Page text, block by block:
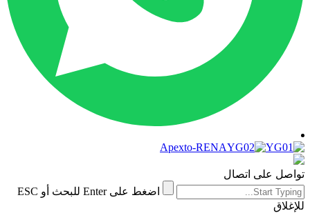
Apexto-RENA
تواصل على اتصال
اضغط على Enter للبحث أو ESC
للإغلاق